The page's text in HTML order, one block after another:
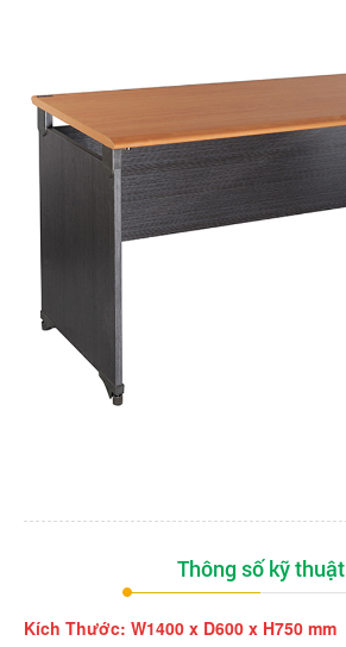
Thông số kỹ thuật
Kích Thước: W1400 x D600 x H750 mm